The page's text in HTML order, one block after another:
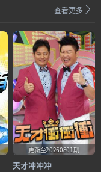
查看更多
更新至20260801期
天才冲冲冲